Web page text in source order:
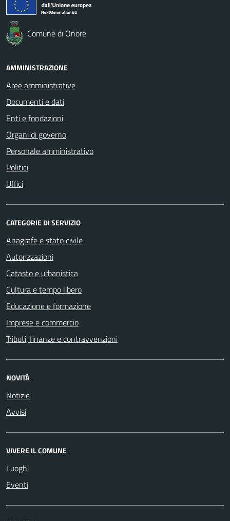
Comune di Onore
AMMINISTRAZIONE
Aree amministrative
Documenti e dati
Enti e fondazioni
Organi di governo
Personale amministrativo
Politici
Uffici
CATEGORIE DI SERVIZIO
Anagrafe e stato civile
Autorizzazioni
Catasto e urbanistica
Cultura e tempo libero
Educazione e formazione
Imprese e commercio
Tributi, finanze e contravvenzioni
NOVITÀ
Notizie
Avvisi
VIVERE IL COMUNE
Luoghi
Eventi